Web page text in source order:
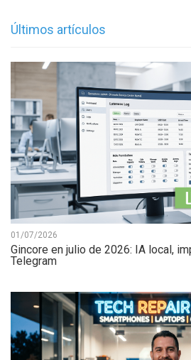
Últimos artículos
01/07/2026
Gincore en julio de 2026: IA local,
Telegram